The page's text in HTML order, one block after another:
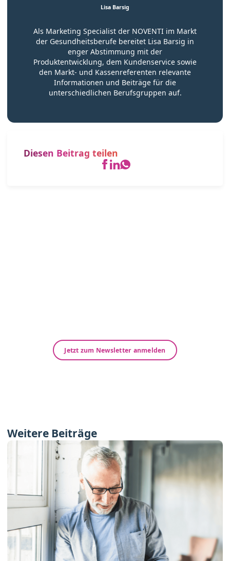
Lisa Barsig
Als Marketing Specialist der NOVENTI im Markt
der Gesundheitsberufe bereitet Lisa Barsig in
enger Abstimmung mit der
Produktentwicklung, dem Kundenservice sowie
den Markt- und Kassenreferenten relevante
Informationen und Beiträge für die
unterschiedlichen Berufsgruppen auf.
Diesen Beitrag teilen
Jetzt zum Newsletter anmelden
Weitere Beiträge